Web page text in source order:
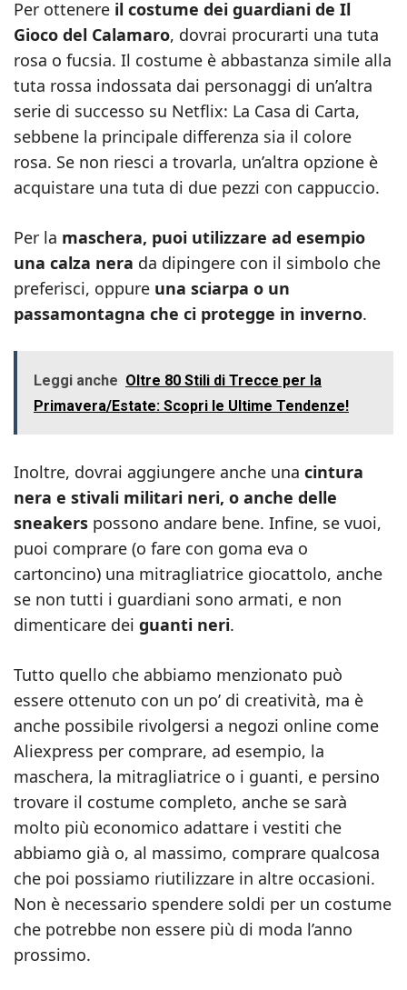
Per ottenere il costume dei guardiani de Il
Gioco del Calamaro, dovrai procurarti una tuta
rosa o fucsia. Il costume è abbastanza simile alla
tuta rossa indossata dai personaggi di un’altra
serie di successo su Netflix: La Casa di Carta,
sebbene la principale differenza sia il colore
rosa. Se non riesci a trovarla, un’altra opzione è
acquistare una tuta di due pezzi con cappuccio.
Per la maschera, puoi utilizzare ad esempio
una calza nera da dipingere con il simbolo che
preferisci, oppure una sciarpa o un
passamontagna che ci protegge in inverno.
Leggi anche Oltre 80 Stili di Trecce per la
Primavera/Estate: Scopri le Ultime Tendenze!
Inoltre, dovrai aggiungere anche una cintura
nera e stivali militari neri, o anche delle
sneakers possono andare bene. Infine, se vuoi,
puoi comprare (o fare con goma eva o
cartoncino) una mitragliatrice giocattolo, anche
se non tutti i guardiani sono armati, e non
dimenticare dei guanti neri.
Tutto quello che abbiamo menzionato può
essere ottenuto con un po’ di creatività, ma è
anche possibile rivolgersi a negozi online come
Aliexpress per comprare, ad esempio, la
maschera, la mitragliatrice o i guanti, e persino
trovare il costume completo, anche se sarà
molto più economico adattare i vestiti che
abbiamo già o, al massimo, comprare qualcosa
che poi possiamo riutilizzare in altre occasioni.
Non è necessario spendere soldi per un costume
che potrebbe non essere più di moda l’anno
prossimo.